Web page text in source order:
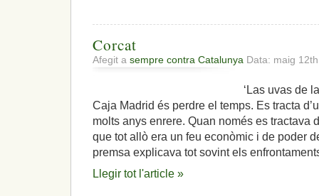
Corcat
Afegit a sempre contra Catalunya Data: maig
‘Las uvas de la ira’
Caja Madrid és perdre el temps. Es tracta
molts anys enrere. Quan només es tractava
que tot allò era un feu econòmic i de poder
premsa explicava tot sovint els
Llegir tot l'article »